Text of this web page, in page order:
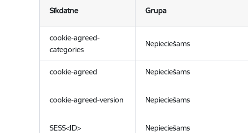
Sīkdatne Grupa
cookie-agreed-
categories
Nepieciešams
cookie-agreed Nepieciešams
cookie-agreed-version Nepieciešams
SESS<ID> Nepieciešams